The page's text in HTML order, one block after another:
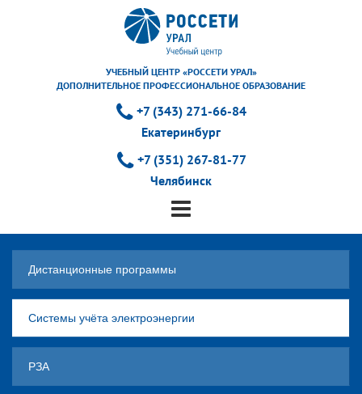
УЧЕБНЫЙ ЦЕНТР «РОССЕТИ УРАЛ»
ДОПОЛНИТЕЛЬНОЕ ПРОФЕССИОНАЛЬНОЕ ОБРАЗОВАНИЕ
+7 (343) 271-66-84
Екатеринбург
+7 (351) 267-81-77
Челябинск
Дистанционные программы
Системы учёта электроэнергии
РЗА